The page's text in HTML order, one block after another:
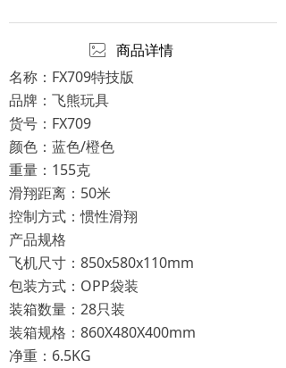
商品详情
名称：FX709特技版
品牌：飞熊玩具
货号：FX709
颜色：蓝色/橙色
重量：155克
滑翔距离：50米
控制方式：惯性滑翔
产品规格
飞机尺寸：850x580x110mm
包装方式：OPP袋装
装箱数量：28只装
装箱规格：860X480X400mm
净重：6.5KG
ꂈ